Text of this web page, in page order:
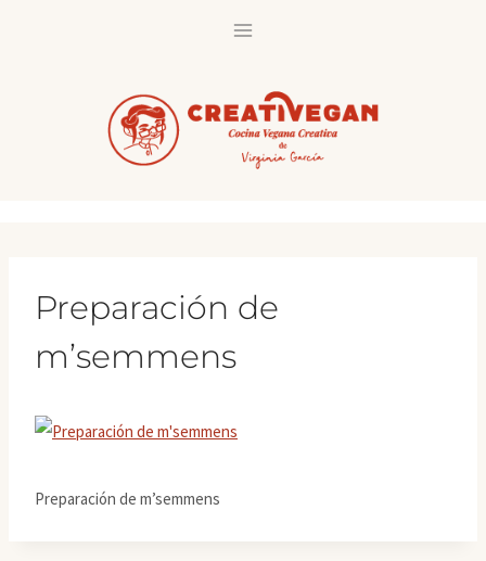
Preparación de
m’semmens
Preparación de m’semmens